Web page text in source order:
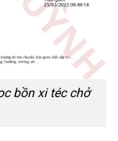
bồn xi téc chở